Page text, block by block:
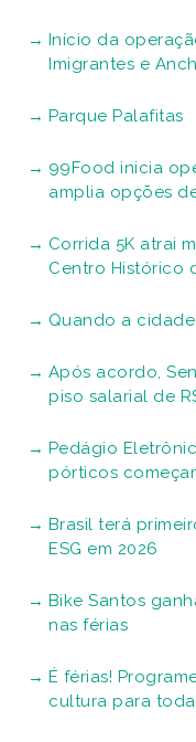
Início da
Imigrantes e
Parque Palafitas
99Food inicia
amplia opções
Corrida 5K atrai
Centro Histórico
Quando a
Após acordo,
piso salarial de
Pedágio
pórticos
Brasil terá
ESG em 2026
Bike Santos
nas férias
É férias!
cultura para